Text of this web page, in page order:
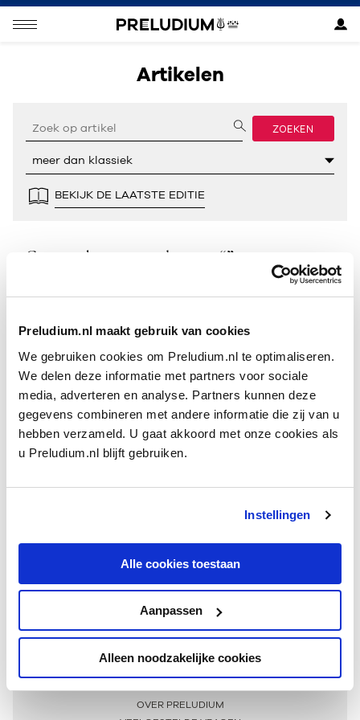
Preludium.nl maakt gebruik van cookies
We gebruiken cookies om Preludium.nl te optimaliseren.
We delen deze informatie met partners voor sociale
media, adverteren en analyse. Partners kunnen deze
gegevens combineren met andere informatie die zij van u
hebben verzameld. U gaat akkoord met onze cookies als
u Preludium.nl blijft gebruiken.
Instellingen
Alle cookies toestaan
Aanpassen
Alleen noodzakelijke cookies
Artikelen
ZOEKEN
BEKIJK DE LAATSTE EDITIE
Geen resultaten gevonden voor “”.
Meer informatie
OVER PRELUDIUM